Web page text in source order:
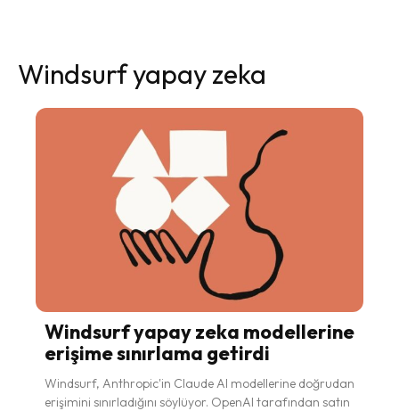
Windsurf yapay zeka
Windsurf yapay zeka modellerine
erişime sınırlama getirdi
Windsurf, Anthropic'in Claude AI modellerine doğrudan
erişimini sınırladığını söylüyor. OpenAI tarafından satın